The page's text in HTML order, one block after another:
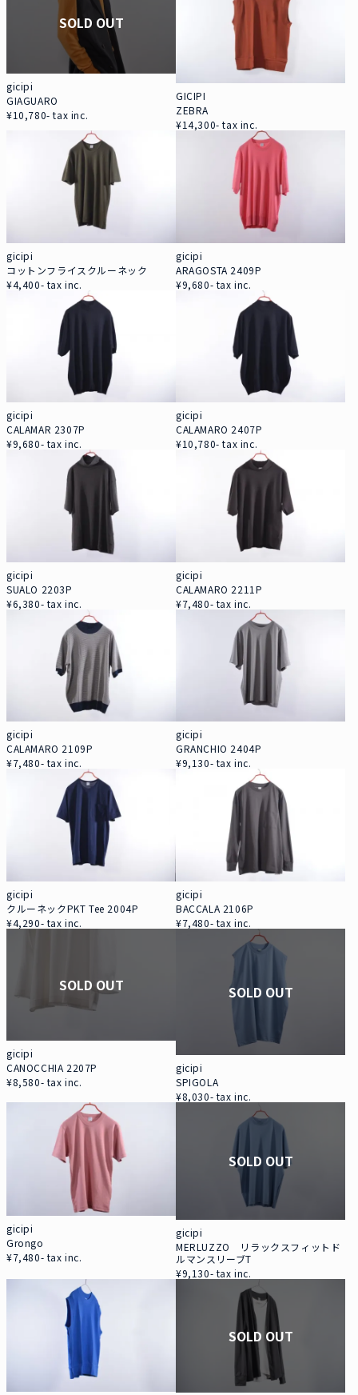
SOLD OUT
gicipi
GIAGUARO
¥10,780- tax inc.
GICIPI
ZEBRA
¥14,300- tax inc.
gicipi
コットンフライスクルーネック
¥4,400- tax inc.
gicipi
ARAGOSTA 2409P
¥9,680- tax inc.
gicipi
CALAMAR 2307P
¥9,680- tax inc.
gicipi
CALAMARO 2407P
¥10,780- tax inc.
gicipi
SUALO 2203P
¥6,380- tax inc.
gicipi
CALAMARO 2211P
¥7,480- tax inc.
gicipi
CALAMARO 2109P
¥7,480- tax inc.
gicipi
GRANCHIO 2404P
¥9,130- tax inc.
gicipi
クルーネックPKT Tee 2004P
¥4,290- tax inc.
gicipi
BACCALA 2106P
¥7,480- tax inc.
SOLD OUT
gicipi
CANOCCHIA 2207P
¥8,580- tax inc.
SOLD OUT
gicipi
SPIGOLA
¥8,030- tax inc.
gicipi
Grongo
¥7,480- tax inc.
SOLD OUT
gicipi
MERLUZZO リラックスフィットド
ルマンスリーブT
¥9,130- tax inc.
SOLD OUT